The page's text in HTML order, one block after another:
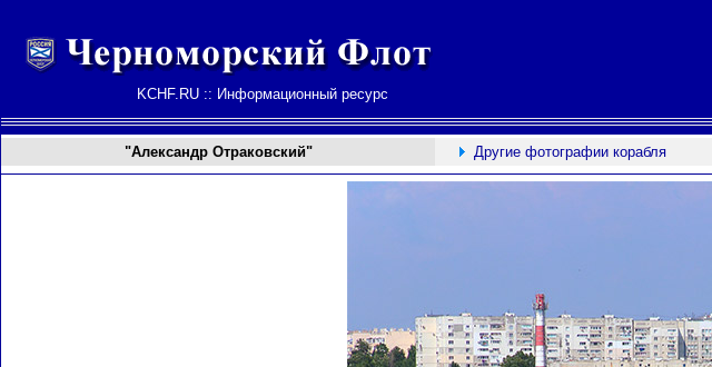
KCHF.RU :: Информационный ресурс
"Александр Отраковский" Другие фотографии корабля